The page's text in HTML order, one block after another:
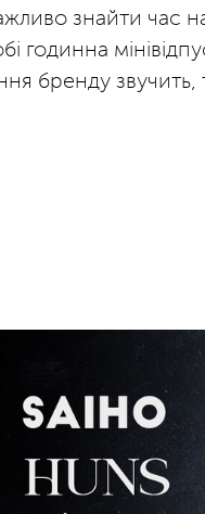
знайти час
годинна
бренду звучить,